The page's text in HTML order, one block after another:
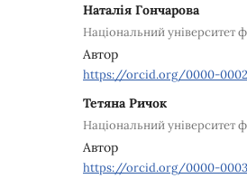
Наталія Гончарова
Національний університет
Автор
https://orcid.org/0000-
Тетяна Ричок
Національний університет
Автор
https://orcid.org/0000-